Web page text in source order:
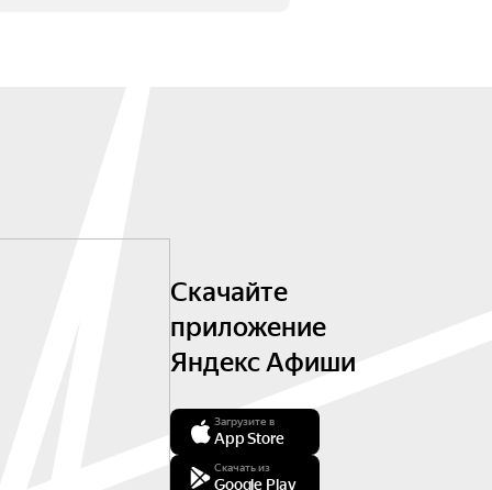
Скачайте
приложение
Яндекс Афиши
Загрузите в
App Store
Скачать из
Google Play